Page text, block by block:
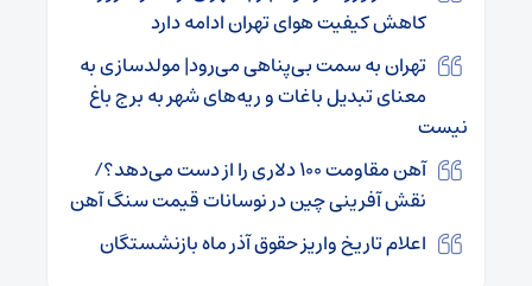
کاهش کیفیت هوای تهران ادامه دارد
تهران به سمت بی‌پناهی می‌رود| مولدسازی به
معنای تبدیل باغات و ریه‌های شهر به برج باغ
نیست
آهن مقاومت ۱۰۰ دلاری را از دست می‌دهد؟/
نقش آفرینی چین در نوسانات قیمت سنگ آهن
اعلام تاریخ واریز حقوق آذر ماه بازنشستگان